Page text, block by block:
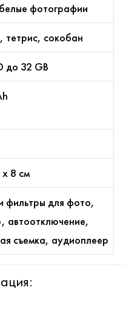
фотографии
тетрис, сокобан
до 32 GB
х 8 см
фильтры для фото,
автоотключение,
съемка, аудиоплеер